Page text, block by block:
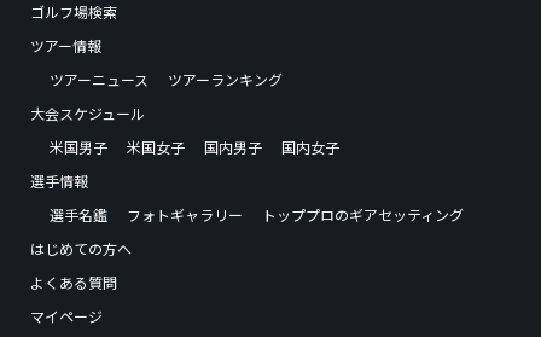
ゴルフ場検索
ツアー情報
ツアーニュース
ツアーランキング
大会スケジュール
米国男子
米国女子 国内男子
国内女子
選手情報
選手名鑑
フォトギャラリー
トッププロのギアセッティング
はじめての方へ
よくある質問
マイページ